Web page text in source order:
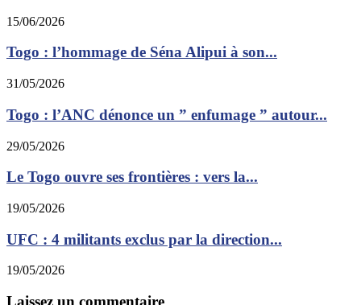
15/06/2026
Togo : l’hommage de Séna Alipui à son...
31/05/2026
Togo : l’ANC dénonce un ” enfumage ” autour...
29/05/2026
Le Togo ouvre ses frontières : vers la...
19/05/2026
UFC : 4 militants exclus par la direction...
19/05/2026
Laissez un commentaire